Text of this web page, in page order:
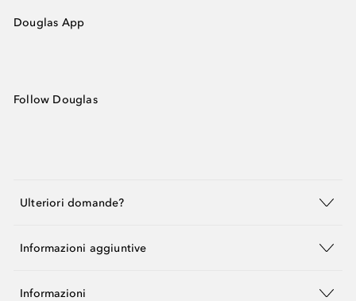
Douglas App
Follow Douglas
Ulteriori domande?
Informazioni aggiuntive
Informazioni